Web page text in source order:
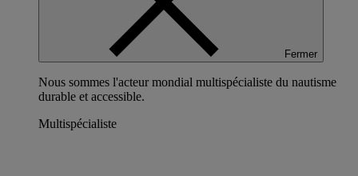
Fermer
Nous sommes l'acteur mondial multispécialiste du nautisme
durable et accessible.
Multispécialiste